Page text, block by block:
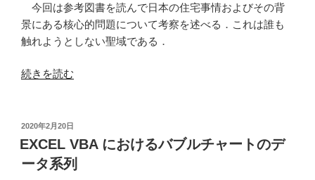
今回は参考図書を読んで日本の住宅事情およびその背
景にある核心的問題について考察を述べる．これは誰も
触れようとしない聖域である．
“都
戦
略
続きを読む
投
稿
日:
2020年2月20日
EXCEL VBA におけるバブルチャートのデ
ータ系列